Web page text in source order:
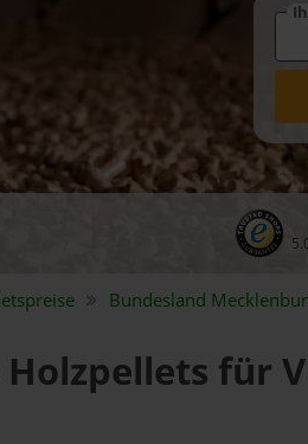
Bundesland
Holzpellets für